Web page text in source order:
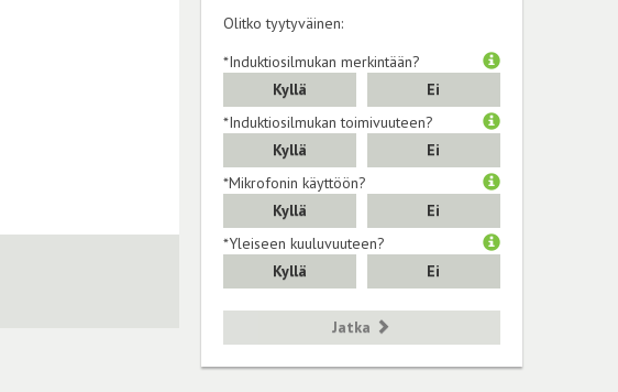
Olitko tyytyväinen:
*Induktiosilmukan merkintään?
Kyllä
Ei
*Induktiosilmukan toimivuuteen?
Kyllä
Ei
*Mikrofonin käyttöön?
Kyllä
Ei
*Yleiseen kuuluvuuteen?
Kyllä
Ei
Jatka